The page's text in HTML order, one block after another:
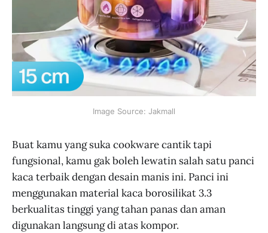
Image Source: Jakmall
Buat kamu yang suka cookware cantik tapi
fungsional, kamu gak boleh lewatin salah satu panci
kaca terbaik dengan desain manis ini. Panci ini
menggunakan material kaca borosilikat 3.3
berkualitas tinggi yang tahan panas dan aman
digunakan langsung di atas kompor.